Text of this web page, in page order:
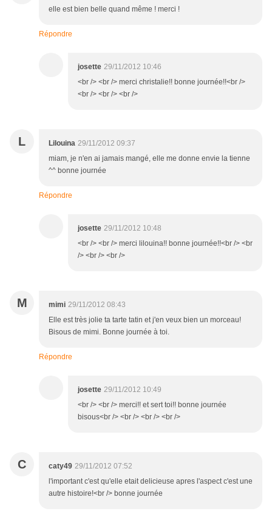
elle est bien belle quand même ! merci !
Répondre
josette 29/11/2012 10:46
<br /> <br /> merci christalie!! bonne journée!!<br />
<br /> <br /> <br />
L Lilouina 29/11/2012 09:37
miam, je n'en ai jamais mangé, elle me donne envie la tienne
^^ bonne journée
Répondre
josette 29/11/2012 10:48
<br /> <br /> merci lilouina!! bonne journée!!<br /> <br
/> <br /> <br />
M mimi 29/11/2012 08:43
Elle est très jolie ta tarte tatin et j'en veux bien un morceau!
Bisous de mimi. Bonne journée à toi.
Répondre
josette 29/11/2012 10:49
<br /> <br /> merci!! et sert toi!! bonne journée
bisous<br /> <br /> <br /> <br />
C caty49 29/11/2012 07:52
l'important c'est qu'elle etait delicieuse apres l'aspect c'est une
autre histoire!<br /> bonne journée